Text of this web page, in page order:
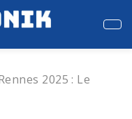
2025 : Le